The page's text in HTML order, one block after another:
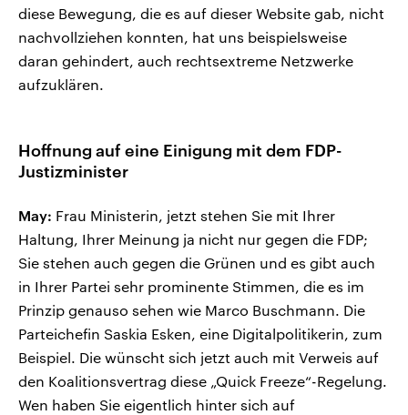
diese Bewegung, die es auf dieser Website gab, nicht
nachvollziehen konnten, hat uns beispielsweise
daran gehindert, auch rechtsextreme Netzwerke
aufzuklären.
Hoffnung auf eine Einigung mit dem FDP-
Justizminister
May: Frau Ministerin, jetzt stehen Sie mit Ihrer
Haltung, Ihrer Meinung ja nicht nur gegen die FDP;
Sie stehen auch gegen die Grünen und es gibt auch
in Ihrer Partei sehr prominente Stimmen, die es im
Prinzip genauso sehen wie Marco Buschmann. Die
Parteichefin Saskia Esken, eine Digitalpolitikerin, zum
Beispiel. Die wünscht sich jetzt auch mit Verweis auf
den Koalitionsvertrag diese „Quick Freeze“-Regelung.
Wen haben Sie eigentlich hinter sich auf